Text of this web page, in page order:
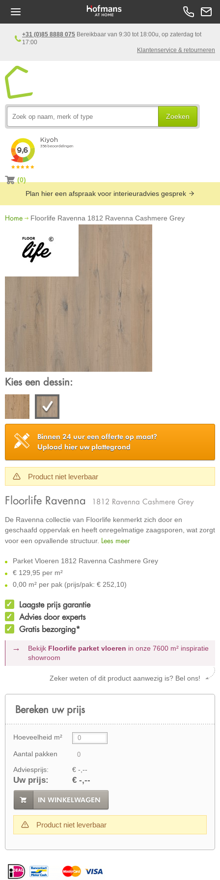
+31 (0)85 8888 075 Bereikbaar van 9:30 tot 18:00u, op zaterdag tot
17:00
Klantenservice & retourneren
Zoeken
(0)
Plan hier een afspraak voor interieuradvies gesprek
Home Floorlife Ravenna 1812 Ravenna Cashmere Grey
Kies een dessin:
Binnen 24 uur een offerte op maat?
Upload hier uw plattegrond
Product niet leverbaar
Floorlife Ravenna 1812 Ravenna Cashmere Grey
De Ravenna collectie van Floorlife kenmerkt zich door en
geschaafd oppervlak en heeft onregelmatige zaagsporen, wat zorgt
voor een opvallende structuur. Lees meer
Parket Vloeren 1812 Ravenna Cashmere Grey
€ 129,95 per m²
0,00 m² per pak (prijs/pak: € 252,10)
Laagste prijs garantie
Advies door experts
Gratis bezorging*
Bekijk Floorlife parket vloeren in onze 7600 m² inspiratie
showroom
Zeker weten of dit product aanwezig is? Bel ons!
Bereken uw prijs
Hoeveelheid m²
Aantal pakken
Adviesprijs: € -,--
Uw prijs: € -,--
IN WINKELWAGEN
Product niet leverbaar